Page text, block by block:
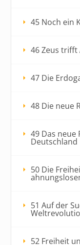
45 Noch ein
46 Zeus trifft
47 Die
48 Die neue
49 Das neue
Deutschland
50 Die
51 Auf der
52 Freiheit